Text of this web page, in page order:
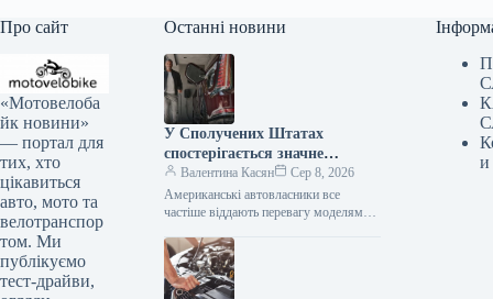
Про сайт
«Мотовелоба
йк новини»
— портал для
тих, хто
цікавиться
авто, мото та
велотранспор
том. Ми
публікуємо
тест-драйви,
Останні новини
У Сполучених Штатах
спостерігається значне
зниження популярності
елітних автомобілів.
Валентина Касян
Сер 8, 2026
Американські автовласники все
частіше віддають перевагу моделям
аніж автомобілям преміум-класу. Дані,
зібрані J.D. Power за перше…
и